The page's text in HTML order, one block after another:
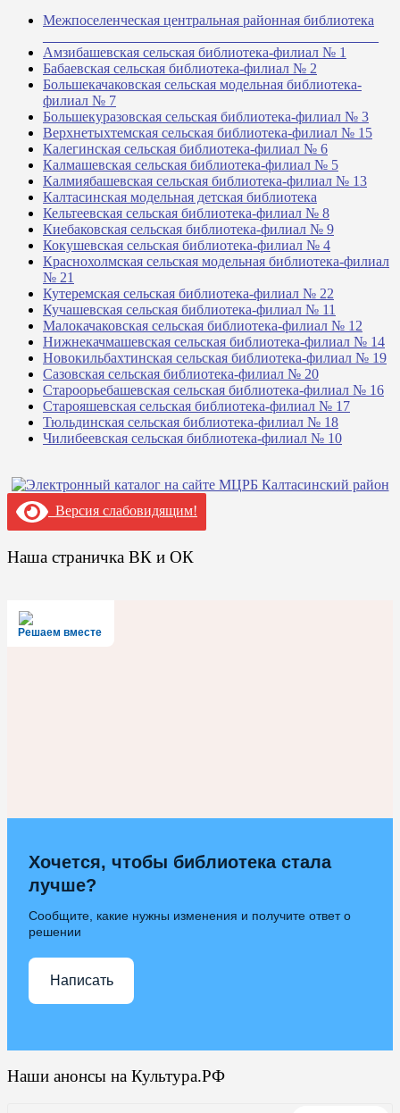
Межпоселенческая центральная районная библиотека
Амзибашевская сельская библиотека-филиал № 1
Бабаевская сельская библиотека-филиал № 2
Большекачаковская сельская модельная библиотека-
филиал № 7
Большекуразовская сельская библиотека-филиал № 3
Верхнетыхтемская сельская библиотека-филиал № 15
Калегинская сельская библиотека-филиал № 6
Калмашевская сельская библиотека-филиал № 5
Калмиябашевская сельская библиотека-филиал № 13
Калтасинская модельная детская библиотека
Кельтеевская сельская библиотека-филиал № 8
Киебаковская сельская библиотека-филиал № 9
Кокушевская сельская библиотека-филиал № 4
Краснохолмская сельская модельная библиотека-филиал
№ 21
Кутеремская сельская библиотека-филиал № 22
Кучашевская сельская библиотека-филиал № 11
Малокачаковская сельская библиотека-филиал № 12
Нижнекачмашевская сельская библиотека-филиал № 14
Новокильбахтинская сельская библиотека-филиал № 19
Сазовская сельская библиотека-филиал № 20
Староорьебашевская сельская библиотека-филиал № 16
Старояшевская сельская библиотека-филиал № 17
Тюльдинская сельская библиотека-филиал № 18
Чилибеевская сельская библиотека-филиал № 10
Версия слабовидящим!
Наша страничка ВК и ОК
Решаем вместе
Хочется, чтобы библиотека стала
лучше?
Сообщите, какие нужны изменения и получите ответ о
решении
Написать
Наши анонсы на Культура.РФ